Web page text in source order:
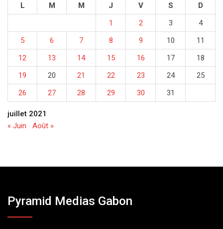
juillet 2021
L M M J V S
D
1
2 3
4
5
6 7 8 9 10
11
12
13 14 15 16 17
18
19
20 21 22 23 24
25
26
27 28 29 30 31
« Juin Août »
Pyramid Medias Gabon